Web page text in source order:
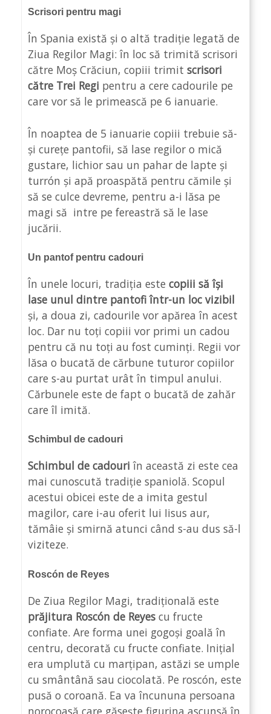
Scrisori pentru magi
În Spania există și o altă tradiție legată de
Ziua Regilor Magi: în loc să trimită scrisori
către Moș Crăciun, copiii trimit scrisori
către Trei Regi pentru a cere cadourile pe
care vor să le primească pe 6 ianuarie.
În noaptea de 5 ianuarie copiii trebuie să-
și curețe pantofii, să lase regilor o mică
gustare, lichior sau un pahar de lapte și
turrón și apă proaspătă pentru cămile și
să se culce devreme, pentru a-i lăsa pe
magi să intre pe fereastră să le lase
jucării.
Un pantof pentru cadouri
În unele locuri, tradiția este copiii să își
lase unul dintre pantofi într-un loc vizibil
și, a doua zi, cadourile vor apărea în acest
loc. Dar nu toți copiii vor primi un cadou
pentru că nu toți au fost cuminți. Regii vor
lăsa o bucată de cărbune tuturor copiilor
care s-au purtat urât în timpul anului.
Cărbunele este de fapt o bucată de zahăr
care îl imită.
Schimbul de cadouri
Schimbul de cadouri în această zi este cea
mai cunoscută tradiție spaniolă. Scopul
acestui obicei este de a imita gestul
magilor, care i-au oferit lui Iisus aur,
tămâie și smirnă atunci când s-au dus să-l
viziteze.
Roscón de Reyes
De Ziua Regilor Magi, tradițională este
prăjitura Roscón de Reyes cu fructe
confiate. Are forma unei gogoși goală în
centru, decorată cu fructe confiate. Inițial
era umplută cu marțipan, astăzi se umple
cu smântână sau ciocolată. Pe roscón, este
pusă o coroană. Ea va încununa persoana
norocoasă care găsește figurina ascunsă în